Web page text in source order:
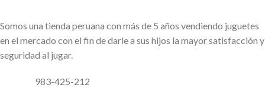
Somos una tienda peruana con más de 5 años vendiendo juguetes
en el mercado con el fin de darle a sus hijos la mayor satisfacción y
seguridad al jugar.
983-425-212